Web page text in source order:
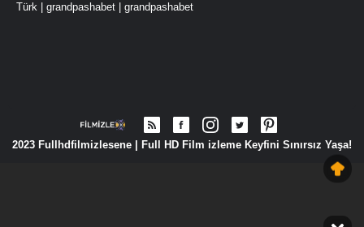
Türk grandpashabet grandpashabet
2023 Fullhdfilmizlesene | Full HD Film izleme Keyfini Sınırsız Yaşa!